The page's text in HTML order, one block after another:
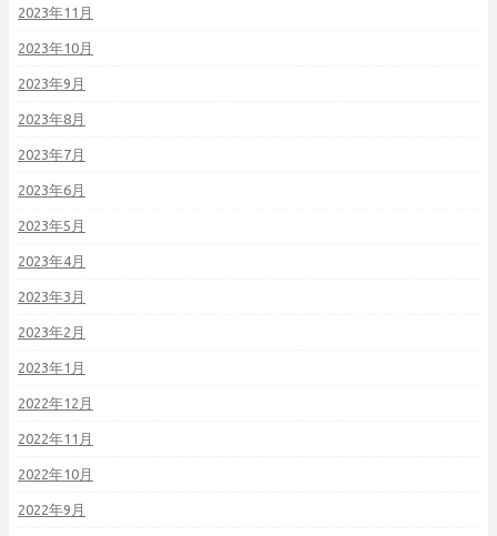
2023年11月
2023年10月
2023年9月
2023年8月
2023年7月
2023年6月
2023年5月
2023年4月
2023年3月
2023年2月
2023年1月
2022年12月
2022年11月
2022年10月
2022年9月